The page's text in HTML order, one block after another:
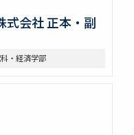
式会社 正本・副
・経済学部